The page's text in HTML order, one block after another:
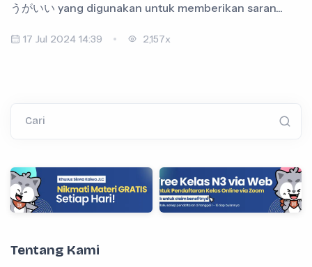
うがいい yang digunakan untuk memberikan saran...
17 Jul 2024 14:39 2,157x
Cari
Tentang Kami